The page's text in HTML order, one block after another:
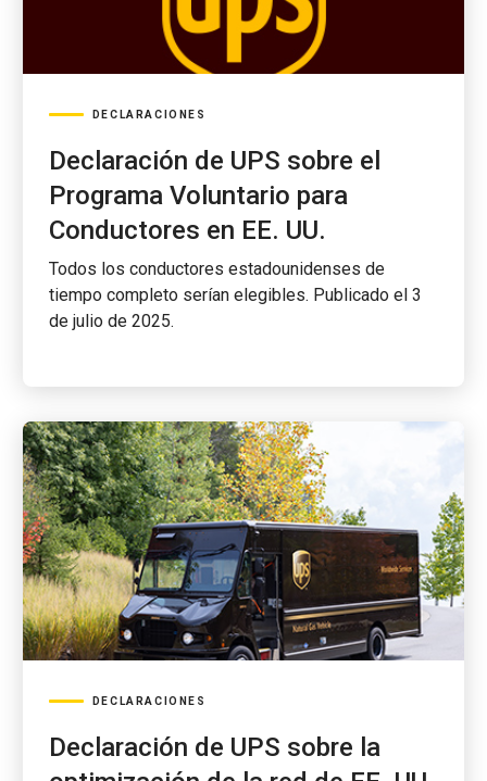
DECLARACIONES
Declaración de UPS sobre el
Programa Voluntario para
Conductores en EE. UU.
Todos los conductores estadounidenses de
tiempo completo serían elegibles. Publicado el 3
de julio de 2025.
DECLARACIONES
Declaración de UPS sobre la